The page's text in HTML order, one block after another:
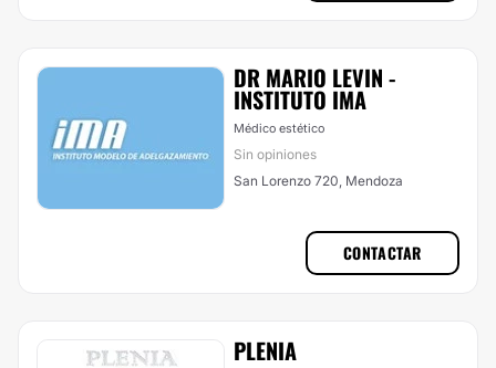
DR MARIO LEVIN -
INSTITUTO IMA
Médico estético
Sin opiniones
San Lorenzo 720, Mendoza
CONTACTAR
PLENIA